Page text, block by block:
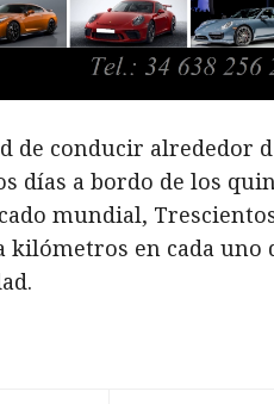
de conducir alrededor
días a bordo de los
mundial,
en cada uno